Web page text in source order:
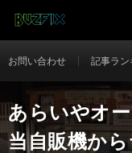
お問い合わせ 記事ラン
あらいやオ
当自販機か